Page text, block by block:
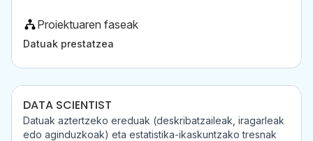
Proiektuaren faseak
Datuak prestatzea
DATA SCIENTIST
Datuak aztertzeko ereduak (deskribatzaileak, iragarleak
edo aginduzkoak) eta estatistika-ikaskuntzako tresnak